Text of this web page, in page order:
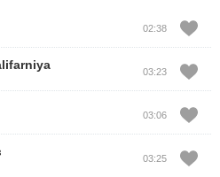
02:38
03:23
03:06
03:25